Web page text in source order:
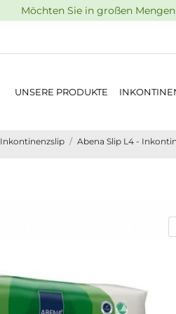
Möchten Sie in großen
UNSERE PRODUKTE
Inkontinenzslip Abena Slip L4 -